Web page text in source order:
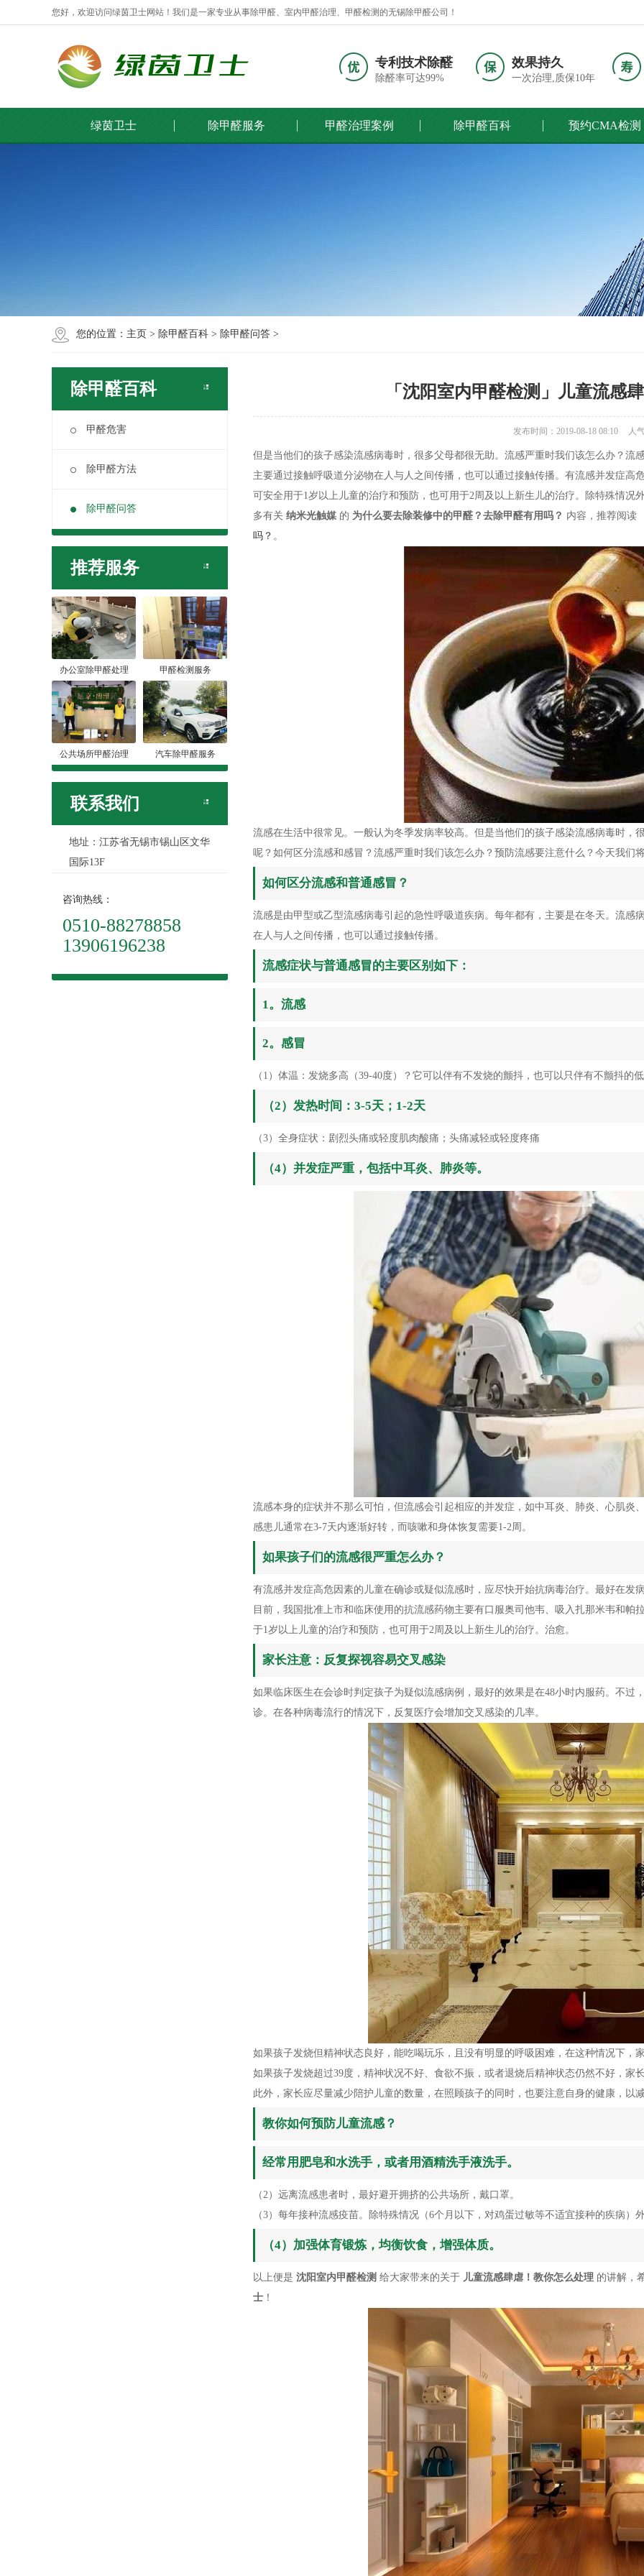
您好，欢迎访问绿茵卫士网站！我们是一家专业从事除甲醛、室内甲醛治理、甲醛检测的无锡除甲醛公司！
专利技术除醛
除醛率可达99%
效果持久
一次治理,质保10年
绿茵卫士 除甲醛服务 甲醛治理案例 除甲醛百科 预约CMA检测
您的位置： 主页 > 除甲醛百科 > 除甲醛问答 >
除甲醛百科
甲醛危害
除甲醛方法
除甲醛问答
推荐服务
办公室除甲醛处理 甲醛检测服务
公共场所甲醛治理 汽车除甲醛服务
联系我们
地址：江苏省无锡市锡山区文华
国际13F
咨询热线：
0510-88278858
13906196238
「沈阳室内甲醛检测」儿童流感
发布时间：2019-08-18 08:10 人
但是当他们的孩子感染流感病毒时，很多父母都很无助。流感严重时我们该怎么办？流
主要通过接触呼吸道分泌物在人与人之间传播，也可以通过接触传播。有流感并发症高
可安全用于1岁以上儿童的治疗和预防，也可用于2周及以上新生儿的治疗。除特殊情
多有关 纳米光触媒 的 为什么要去除装修中的甲醛？去除甲醛有用吗？ 内容，推荐阅读
吗？ 。
流感在生活中很常见。一般认为冬季发病率较高。但是当他们的孩子感染流感病毒时，
呢？如何区分流感和感冒？流感严重时我们该怎么办？预防流感要注意什么？今天我们
如何区分流感和普通感冒？
流感是由甲型或乙型流感病毒引起的急性呼吸道疾病。每年都有，主要是在冬天。流感
在人与人之间传播，也可以通过接触传播。
流感症状与普通感冒的主要区别如下：
1。流感
2。感冒
（1）体温：发烧多高（39-40度）？它可以伴有不发烧的颤抖，也可以只伴有不颤抖的
（2）发热时间：3-5天；1-2天
（3）全身症状：剧烈头痛或轻度肌肉酸痛；头痛减轻或轻度疼痛
（4）并发症严重，包括中耳炎、肺炎等。
流感本身的症状并不那么可怕，但流感会引起相应的并发症，如中耳炎、肺炎、心肌炎
感患儿通常在3-7天内逐渐好转，而咳嗽和身体恢复需要1-2周。
如果孩子们的流感很严重怎么办？
有流感并发症高危因素的儿童在确诊或疑似流感时，应尽快开始抗病毒治疗。最好在发
目前，我国批准上市和临床使用的抗流感药物主要有口服奥司他韦、吸入扎那米韦和
于1岁以上儿童的治疗和预防，也可用于2周及以上新生儿的治疗。治愈。
家长注意：反复探视容易交叉感染
如果临床医生在会诊时判定孩子为疑似流感病例，最好的效果是在48小时内服药。不过
诊。在各种病毒流行的情况下，反复医疗会增加交叉感染的几率。
如果孩子发烧但精神状态良好，能吃喝玩乐，且没有明显的呼吸困难，在这种情况下，
如果孩子发烧超过39度，精神状况不好、食欲不振，或者退烧后精神状态仍然不好，家
此外，家长应尽量减少陪护儿童的数量，在照顾孩子的同时，也要注意自身的健康，以
教你如何预防儿童流感？
经常用肥皂和水洗手，或者用酒精洗手液洗手。
（2）远离流感患者时，最好避开拥挤的公共场所，戴口罩。
（3）每年接种流感疫苗。除特殊情况（6个月以下，对鸡蛋过敏等不适宜接种的疾病
（4）加强体育锻炼，均衡饮食，增强体质。
以上便是 沈阳室内甲醛检测 给大家带来的关于 儿童流感肆虐！教你怎么处理 的讲解，
士 ！